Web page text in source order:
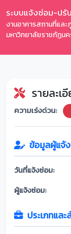
ระบบแจ้งซ่อม-ปรั
งานอาคารสถานที่แล
มหาวิทยาลัยราชภัฏน
รายละเ
ความเร่งด่วน:
ข้อมูลผู้แจ้ง
วันที่แจ้งซ่อม:
ผู้แจ้งซ่อม:
ประเภทแล